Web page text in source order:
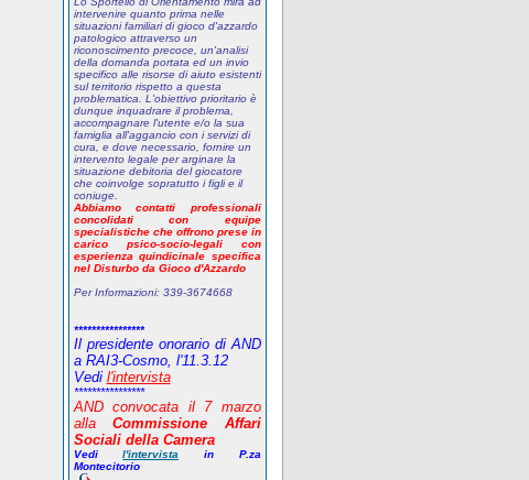
intervenire quanto prima nelle
situazioni familiari di gioco d'azzardo
patologico attraverso un
riconoscimento precoce, un'analisi
della domanda portata ed un invio
specifico alle risorse di aiuto esistenti
sul territorio rispetto a questa
problematica. L'obiettivo prioritario è
dunque inquadrare il problema,
accompagnare l'utente e/o la sua
famiglia all'aggancio con i servizi di
cura, e dove necessario, fornire un
intervento legale per arginare la
situazione debitoria del giocatore
che coinvolge sopratutto i figli e il
coniuge.
Abbiamo contatti professionali
concolidati con equipe
specialistiche che offrono prese in
carico psico-socio-legali con
esperienza quindicinale specifica
nel Disturbo da Gioco d'Azzardo
Per Informazioni: 339-3674668
****************
Il presidente onorario di AND
a RAI3-Cosmo, l'11.3.12
Vedi l'intervista
****************
ANDconvocata il 7 marzo
alla Commissione Affari
Sociali della Camera
Vedil'intervista
in P.za
Montecitorio